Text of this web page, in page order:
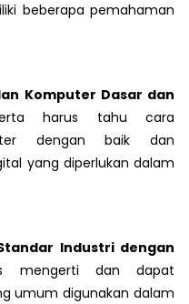
beberapa pemahaman
Komputer Dasar dan
harus tahu cara
dengan baik dan
yang diperlukan dalam
Industri dengan
mengerti dan dapat
umum digunakan dalam